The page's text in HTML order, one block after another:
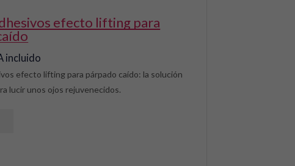
incluido
efecto lifting para párpado caído: la solución
lucir unos ojos rejuvenecidos.